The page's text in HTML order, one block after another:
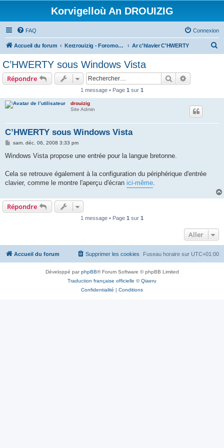
Korvigelloù An DROUIZIG
FAQ Connexion
Accueil du forum Kerzrouizig - Foromoù An Drouizig Ar c'hlavier C'HWERTY
C’HWERTY sous Windows Vista
Répondre Rechercher
1 message • Page 1 sur 1
drouizig
Site Admin
C’HWERTY sous Windows Vista
M
s
g
sam. déc. 06, 2008 3:33 pm
Windows Vista propose une entrée pour la langue bretonne.
Cela se retrouve également à la configuration du périphérique d'entrée
clavier, comme le montre l'aperçu d'écran ici-même.
Répondre
1 message • Page 1 sur 1
Aller
Accueil du forum Fuseau horaire sur UTC+01:00
Supprimer les cookies
Développé parphpBB® Forum Software © phpBB Limited
Traduction française officielle ©Qiaeru
Confidentialité | Conditions